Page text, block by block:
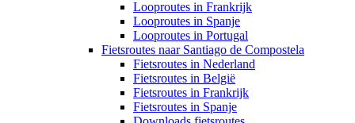
Looproutes in Frankrijk
Looproutes in Spanje
Looproutes in Portugal
Fietsroutes naar Santiago de Compostela
Fietsroutes in Nederland
Fietsroutes in België
Fietsroutes in Frankrijk
Fietsroutes in Spanje